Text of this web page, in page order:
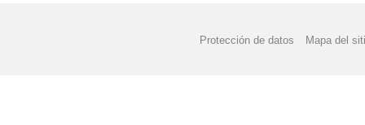
Protección de datos Mapa del